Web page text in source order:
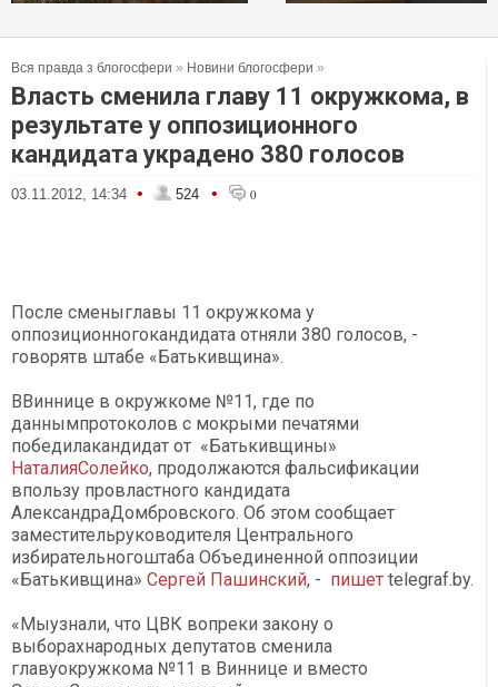
Вся правда з блогосфери » Новини блогосфери »
Власть сменила главу 11 окружкома, в
результате у оппозиционного
кандидата украдено 380 голосов
03.11.2012, 14:34 • 524 • 0
После сменыглавы 11 окружкома у
оппозиционногокандидата отняли 380 голосов, -
говорятв штабе «Батькивщина».
ВВиннице в окружкоме №11, где по
даннымпротоколов с мокрыми печатями
победилакандидат от «Батькивщины»
НаталияСолейко, продолжаются фальсификации
впользу провластного кандидата
АлександраДомбровского. Об этом сообщает
заместительруководителя Центрального
избирательногоштаба Объединенной оппозиции
«Батькивщина» Сергей Пашинский, - пишет telegraf.by.
«Мыузнали, что ЦВК вопреки закону о
выборахнародных депутатов сменила
главуокружкома №11 в Виннице и вместо